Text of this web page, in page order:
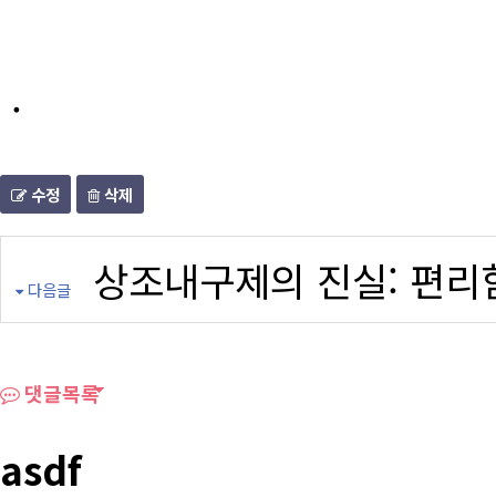
.
수정 삭제
다음글 상조내구제의 진실: 편
댓글목록
asdf